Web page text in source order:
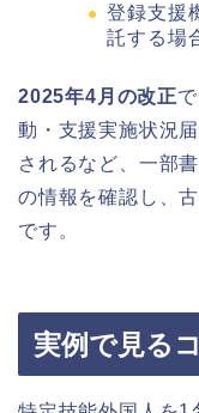
登録支援
託する場
2025年4月の改正
動・支援実施状況
されるなど、一部
の情報を確認し、
です。
実例で見る